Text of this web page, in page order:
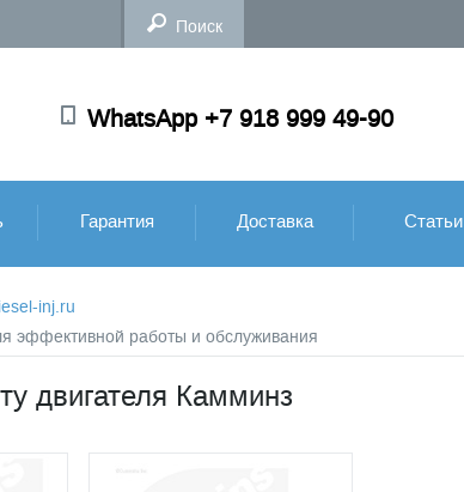
WhatsApp +7 918 999 49-90
Гарантия Доставка Статьи
inj.ru
эффективной работы и обслуживания
двигателя Камминз